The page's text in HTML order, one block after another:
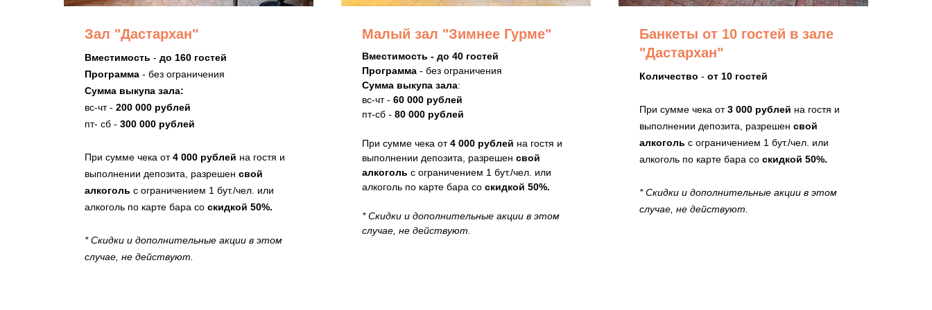
Зал "Дастархан"
Вместимость - до 160 гостей
Программа - без ограничения
Сумма выкупа зала:
вс-чт - 200 000 рублей
пт- сб - 300 000 рублей
При сумме чека от4 000 рублей на гостя и
выполнении депозита, разрешен свой
алкоголь с ограничением 1 бут./чел. или
алкоголь по карте бара со скидкой 50%.
* Скидки и дополнительные акции в этом
случае, не действуют.
Малый зал "Зимнее Гурме"
Вместимость - до 40 гостей
Программа - без ограничения
Сумма выкупа зала:
вс-чт - 60 000 рублей
пт-сб - 80 000 рублей
При сумме чека от4 000 рублей на гостя и
выполнении депозита, разрешен свой
алкоголь с ограничением 1 бут./чел. или
алкоголь по карте бара со скидкой 50%.
* Скидки и дополнительные акции в этом
случае, не действуют.
Банкеты от 10 гостей в зале
"Дастархан"
Количество - от 10 гостей
При сумме чека от3 000 рублей на гостя и
выполнении депозита, разрешен свой
алкоголь с ограничением 1 бут./чел. или
алкоголь по карте бара со скидкой 50%.
* Скидки и дополнительные акции в этом
случае, не действуют.